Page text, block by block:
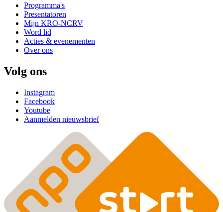
Programma's
Presentatoren
Mijn KRO-NCRV
Word lid
Acties & evenementen
Over ons
Volg ons
Instagram
Facebook
Youtube
Aanmelden nieuwsbrief